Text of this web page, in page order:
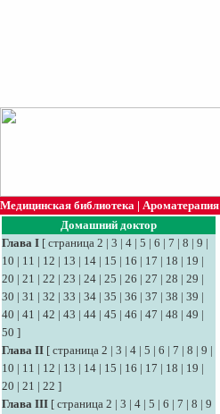
Медицинская библиотека | Ароматерапия
Домашний доктор
Глава I [ страница 2 | 3 | 4 | 5 | 6 | 7 | 8 | 9 |
10 | 11 | 12 | 13 | 14 | 15 | 16 | 17 | 18 | 19 |
20 | 21 | 22 | 23 | 24 | 25 | 26 | 27 | 28 | 29 |
30 | 31 | 32 | 33 | 34 | 35 | 36 | 37 | 38 | 39 |
40 | 41 | 42 | 43 | 44 | 45 | 46 | 47 | 48 | 49 |
50 ]
Глава II [ страница 2 | 3 | 4 | 5 | 6 | 7 | 8 | 9 |
10 | 11 | 12 | 13 | 14 | 15 | 16 | 17 | 18 | 19 |
20 | 21 | 22 ]
Глава III [ страница 2 | 3 | 4 | 5 | 6 | 7 | 8 | 9